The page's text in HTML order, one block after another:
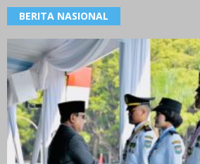
BERITA NASIONAL